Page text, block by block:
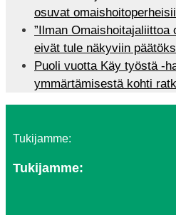
osuvat
”Ilman Omaishoitajaliittoa
eivät tule näkyviin
Puoli vuotta Käy työstä -
ymmärtämisestä kohti
Tukijamme:
Tukijamme: